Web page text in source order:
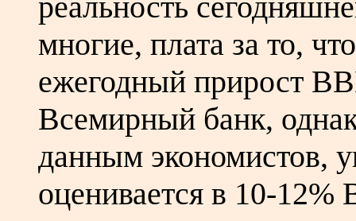
многие, плата за то,
ежегодный прирост
Всемирный банк,
данным экономистов,
оценивается в 10-